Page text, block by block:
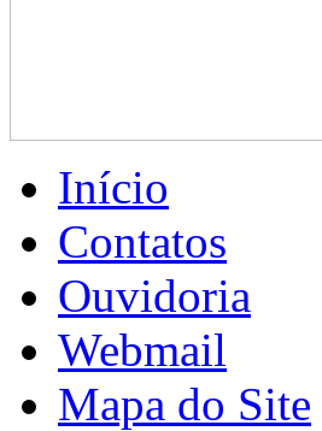
Início
Contatos
Ouvidoria
Webmail
Mapa do Site